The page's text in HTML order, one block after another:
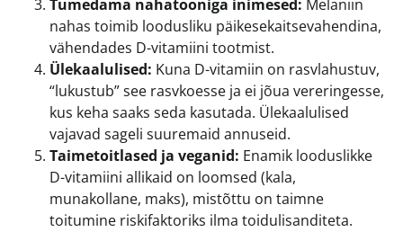
Tumedama nahatooniga inimesed: Melaniin
nahas toimib loodusliku päikesekaitsevahendina,
vähendades D-vitamiini tootmist.
Ülekaalulised: Kuna D-vitamiin on rasvlahustuv,
“lukustub” see rasvkoesse ja ei jõua vereringesse,
kus keha saaks seda kasutada. Ülekaalulised
vajavad sageli suuremaid annuseid.
Taimetoitlased ja veganid: Enamik looduslikke
D-vitamiini allikaid on loomsed (kala,
munakollane, maks), mistõttu on taimne
toitumine riskifaktoriks ilma toidulisanditeta.